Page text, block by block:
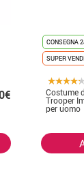
CONSEGNA
SUPER
Costume
Trooper
per uomo